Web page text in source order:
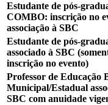
Estudante de pós-
COMBO: inscrição no
associação à SBC
Estudante de pós-
associado à SBC
inscrição no evento)
Professor de Educação
Municipal/Estadual
SBC com anuidade